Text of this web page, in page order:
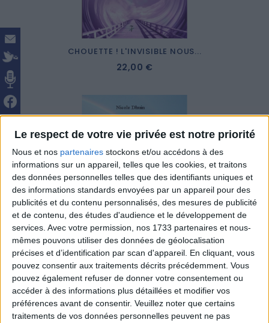
Le respect de votre vie privée est notre priorité
Nous et nos partenaires stockons et/ou accédons à des
informations sur un appareil, telles que les cookies, et traitons
des données personnelles telles que des identifiants uniques et
des informations standards envoyées par un appareil pour des
publicités et du contenu personnalisés, des mesures de publicité
et de contenu, des études d'audience et le développement de
services. Avec votre permission, nos 1733 partenaires et nous-
mêmes pouvons utiliser des données de géolocalisation
précises et d’identification par scan d'appareil. En cliquant, vous
pouvez consentir aux traitements décrits précédemment. Vous
pouvez également refuser de donner votre consentement ou
accéder à des informations plus détaillées et modifier vos
préférences avant de consentir. Veuillez noter que certains
traitements de vos données personnelles peuvent ne pas
CHOUETTE ! L'INVISIBLE NOUS...
22,00 €
L'ARC-EN-CIEL DE VICTORINE
18,80 €